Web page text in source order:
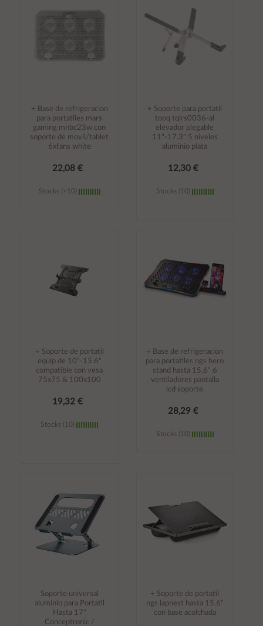
carrito
÷ Base de refrigeracion
para portatiles mars
gaming mnbc23w con
soporte de movil/tablet
6xfans white
22,08 €
Stocks (+10)
÷ Soporte para portatil
tooq tqlrs0036-al
elevador plegable
11"-17.3" 5 niveles
aluminio plata
12,30 €
Stocks (10)
÷ Soporte de portatil
equip de 10"-15.6"
compatible con vesa
75x75 & 100x100
19,32 €
Stocks (10)
÷ Base de refrigeracion
para portatiles ngs hero
stand hasta 15,6" 6
ventiladores pantalla
lcd soporte
28,29 €
Stocks (10)
Soporte universal
aluminio para Portatil
Hasta 17"
Conceptronic /
÷ Soporte de portatil
ngs lapnest hasta 15,6"
con base acolchada